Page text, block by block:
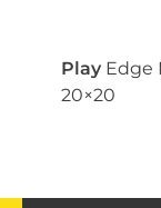
Play Edge
20×20